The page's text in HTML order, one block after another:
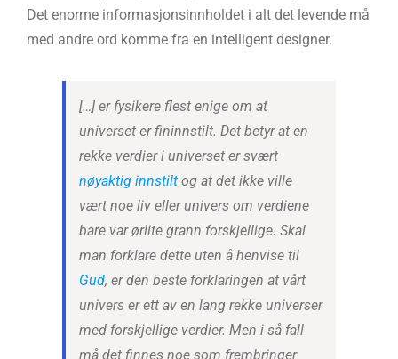
Det enorme informasjonsinnholdet i alt det levende må
med andre ord komme fra en intelligent designer.
[…] er fysikere flest enige om at
universet er fininnstilt. Det betyr at en
rekke verdier i universet er svært
nøyaktig innstilt og at det ikke ville
vært noe liv eller univers om verdiene
bare var ørlite grann forskjellige. Skal
man forklare dette uten å henvise til
Gud, er den beste forklaringen at vårt
univers er ett av en lang rekke universer
med forskjellige verdier. Men i så fall
må det finnes noe som frembringer